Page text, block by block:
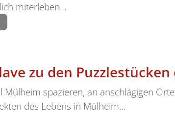
miterleben…
zu den
spazieren, an anschlägigen
des Lebens in Mülheim…